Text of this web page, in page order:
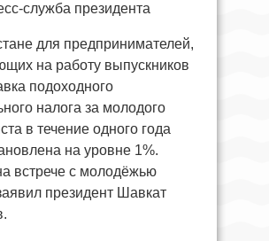
служба президента
для предпринимателей,
на работу выпускников
подоходного
налога за молодого
в течение одного года
на уровне 1%.
встрече с молодёжью
президент Шавкат